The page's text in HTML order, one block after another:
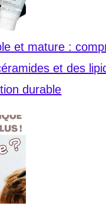
et mature :
et des
durable